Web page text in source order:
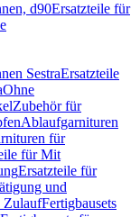
d90Ersatzteile für
SestraErsatzteile
Ohne
Zubehör für
Ablaufgarnituren
für
für Mit
Ersatzteile für
und
ZulaufFertigbausets